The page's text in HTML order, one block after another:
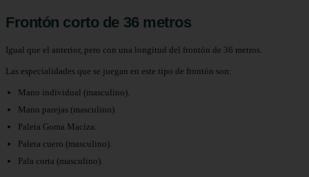
Frontón corto de 36 metros
Igual que el anterior, pero con una longitud del frontón de 36 metros.
Las especialidades que se juegan en este tipo de frontón son:
Mano individual (masculino).
Mano parejas (masculino).
Paleta Goma Maciza.
Paleta cuero (masculino).
Pala corta (masculino).